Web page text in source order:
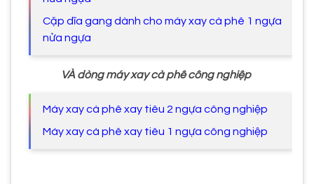
Cặp dĩa gang dành cho máy xay cà phê 1 ngựa
nửa ngựa
VÀ dòng máy xay cà phê công nghiệp
Máy xay cà phê xay tiêu 2 ngựa công nghiệp
Máy xay cà phê xay tiêu 1 ngựa công nghiệp